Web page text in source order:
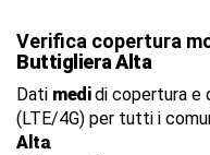
Verifica copertura
Buttigliera Alta
Dati medidi copertura e
(LTE/4G) per tutti i
Alta.